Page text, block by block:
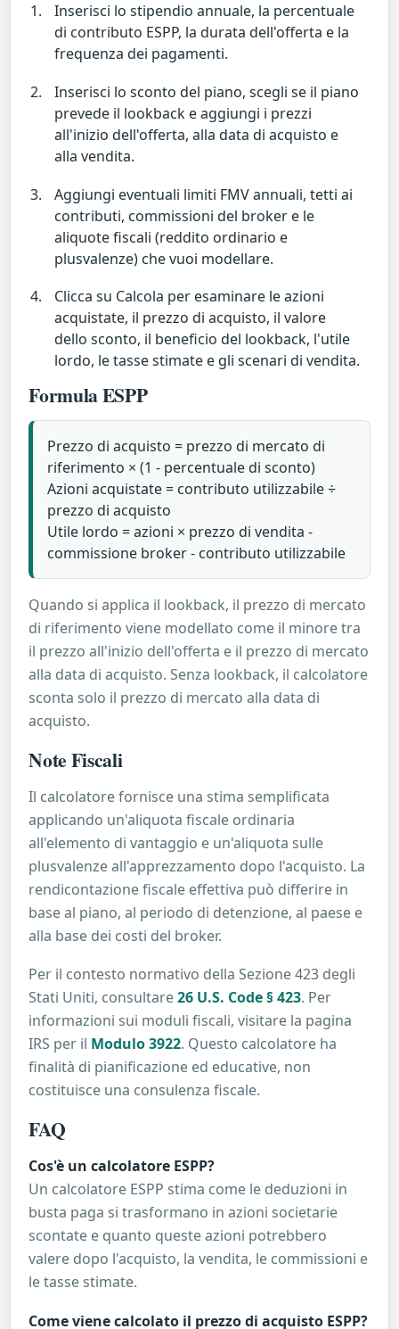
Inserisci lo stipendio annuale, la percentuale
di contributo ESPP, la durata dell'offerta e la
frequenza dei pagamenti.
Inserisci lo sconto del piano, scegli se il piano
prevede il lookback e aggiungi i prezzi
all'inizio dell'offerta, alla data di acquisto e
alla vendita.
Aggiungi eventuali limiti FMV annuali, tetti ai
contributi, commissioni del broker e le
aliquote fiscali (reddito ordinario e
plusvalenze) che vuoi modellare.
Clicca su Calcola per esaminare le azioni
acquistate, il prezzo di acquisto, il valore
dello sconto, il beneficio del lookback, l'utile
lordo, le tasse stimate e gli scenari di vendita.
Formula ESPP
Prezzo di acquisto = prezzo di mercato di
riferimento × (1 - percentuale di sconto)
Azioni acquistate = contributo utilizzabile ÷
prezzo di acquisto
Utile lordo = azioni × prezzo di vendita -
commissione broker - contributo utilizzabile
Quando si applica il lookback, il prezzo di mercato
di riferimento viene modellato come il minore tra
il prezzo all'inizio dell'offerta e il prezzo di mercato
alla data di acquisto. Senza lookback, il calcolatore
sconta solo il prezzo di mercato alla data di
acquisto.
Note Fiscali
Il calcolatore fornisce una stima semplificata
applicando un'aliquota fiscale ordinaria
all'elemento di vantaggio e un'aliquota sulle
plusvalenze all'apprezzamento dopo l'acquisto. La
rendicontazione fiscale effettiva può differire in
base al piano, al periodo di detenzione, al paese e
alla base dei costi del broker.
Per il contesto normativo della Sezione 423 degli
Stati Uniti, consultare26 U.S. Code § 423. Per
informazioni sui moduli fiscali, visitare la pagina
IRS per il Modulo 3922. Questo calcolatore ha
finalità di pianificazione ed educative, non
costituisce una consulenza fiscale.
FAQ
Cos'è un calcolatore ESPP?
Un calcolatore ESPP stima come le deduzioni in
busta paga si trasformano in azioni societarie
scontate e quanto queste azioni potrebbero
valere dopo l'acquisto, la vendita, le commissioni e
le tasse stimate.
Come viene calcolato il prezzo di acquisto ESPP?